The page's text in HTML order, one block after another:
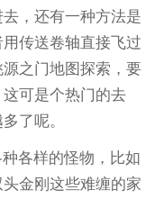
，还有一种方法是
传送卷轴直接飞过
之门地图探索，要
可是个热门的去
了呢。
各样的怪物，比如
金刚这些难缠的家